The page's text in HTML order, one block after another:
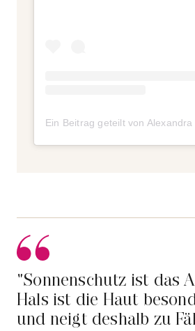
"Sonnenschutz ist das
Hals ist die Haut
und neigt deshalb zu